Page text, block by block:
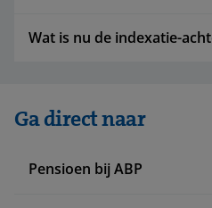
Wat is nu de indexatie-
Ga direct naar
Pensioen bij ABP